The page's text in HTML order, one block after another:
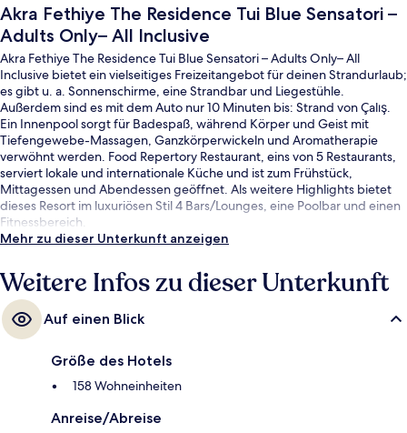
Akra Fethiye The Residence Tui Blue Sensatori –
Adults Only– All Inclusive
Akra Fethiye The Residence Tui Blue Sensatori – Adults Only– All
Inclusive bietet ein vielseitiges Freizeitangebot für deinen Strandurlaub;
es gibt u. a. Sonnenschirme, eine Strandbar und Liegestühle.
Außerdem sind es mit dem Auto nur 10 Minuten bis: Strand von Çalış.
Ein Innenpool sorgt für Badespaß, während Körper und Geist mit
Tiefengewebe-Massagen, Ganzkörperwickeln und Aromatherapie
verwöhnt werden. Food Repertory Restaurant, eins von 5 Restaurants,
serviert lokale und internationale Küche und ist zum Frühstück,
Mittagessen und Abendessen geöffnet. Als weitere Highlights bietet
dieses Resort im luxuriösen Stil 4 Bars/Lounges, eine Poolbar und einen
Fitnessbereich.
Mehr zu dieser Unterkunft anzeigen
Weitere Infos zu dieser Unterkunft
Auf einen Blick
Größe des Hotels
158 Wohneinheiten
Anreise/Abreise